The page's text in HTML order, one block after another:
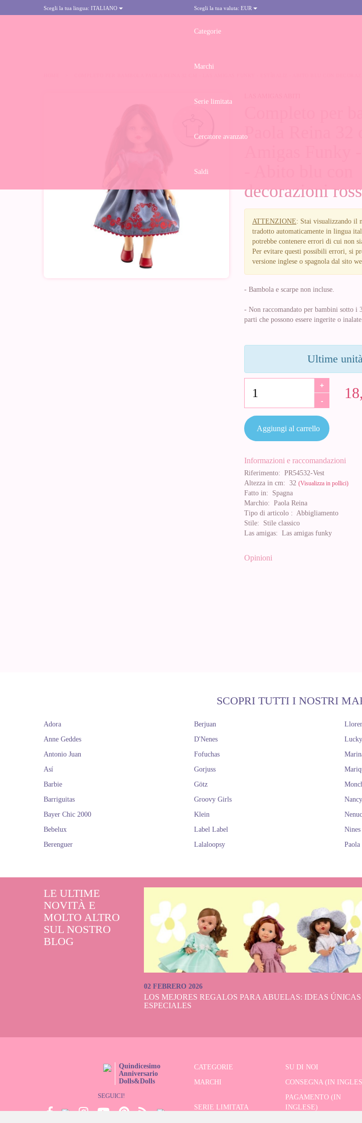
Scegli la tua lingua: ITALIANO Scegli la tua valuta: EUR
Categorie
Marchi
Serie limitata
Cercatore avanzato
Saldi
Paola Reina 32
decorazioni
ATTENZIONE: Stai visualizzando il
tradotto automaticamente in lingua
potrebbe contenere errori di cui non
Per evitare questi possibili errori, si
versione inglese o spagnola dal sito
- Bambola e scarpe non incluse.
- Non raccomandato per bambini sotto i
parti che possono essere ingerite o
Ultime
+
-
Aggiungi al carrello
Informazioni e raccomandazioni
Riferimento: PR54532-Vest
Altezza in cm: 32 (Visualizza in pollici)
Fatto in: Spagna
Marchio: Paola Reina
Tipo di articolo : Abbigliamento
Stile: Stile classico
Las amigas: Las amigas funky
Opinioni
SCOPRI TUTTI I NOSTRI
Adora
Anne Geddes
Antonio Juan
Así
Barbie
Barriguitas
Bayer Chic 2000
Bebelux
Berenguer
Berjuan
D'Nenes
Fofuchas
Gorjuss
Götz
Groovy Girls
Klein
Label Label
Lalaloopsy
Nancy
Paola
LE ULTIME
NOVITÀ E
MOLTO ALTRO
SUL NOSTRO
BLOG
02 FEBRERO 2026
LOS MEJORES REGALOS PARA ABUELAS: IDEAS
ESPECIALES
Quindicesimo
Anniversario
Dolls&Dolls
SEGUICI!
CATEGORIE
SU DI NOI
MARCHI
CONSEGNA (IN
SERIE LIMITATA
PAGAMENTO (IN
INGLESE)